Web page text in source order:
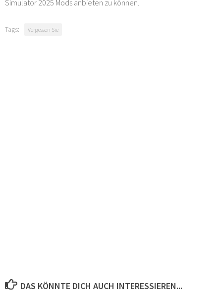
Simulator 2025 Mods anbieten zu können.
Tags: Vergessen Sie
DAS KÖNNTE DICH AUCH INTERESSIEREN...